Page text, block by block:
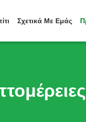
Σχετικά Με Εμάς